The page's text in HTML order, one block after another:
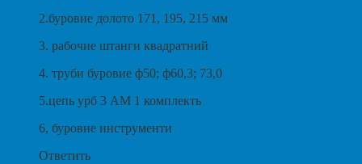
2.буровие долото 171, 195, 215 мм
3. рабочие штанги квадратний
4. труби буровие ф50; ф60,3; 73,0
5.цепь урб 3 АМ 1 комплекть
6, буровие инструменти
Ответить